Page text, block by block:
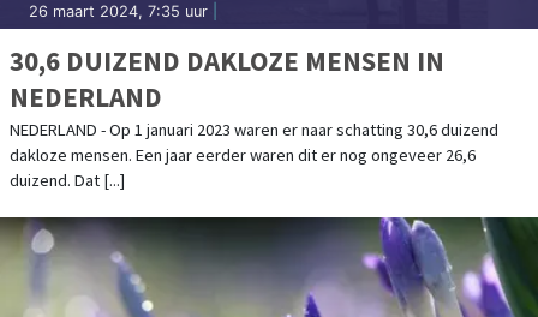
26 maart 2024, 7:35 uur
30,6 DUIZEND DAKLOZE MENSEN IN
NEDERLAND
NEDERLAND - Op 1 januari 2023 waren er naar schatting 30,6 duizend
dakloze mensen. Een jaar eerder waren dit er nog ongeveer 26,6
duizend. Dat [...]